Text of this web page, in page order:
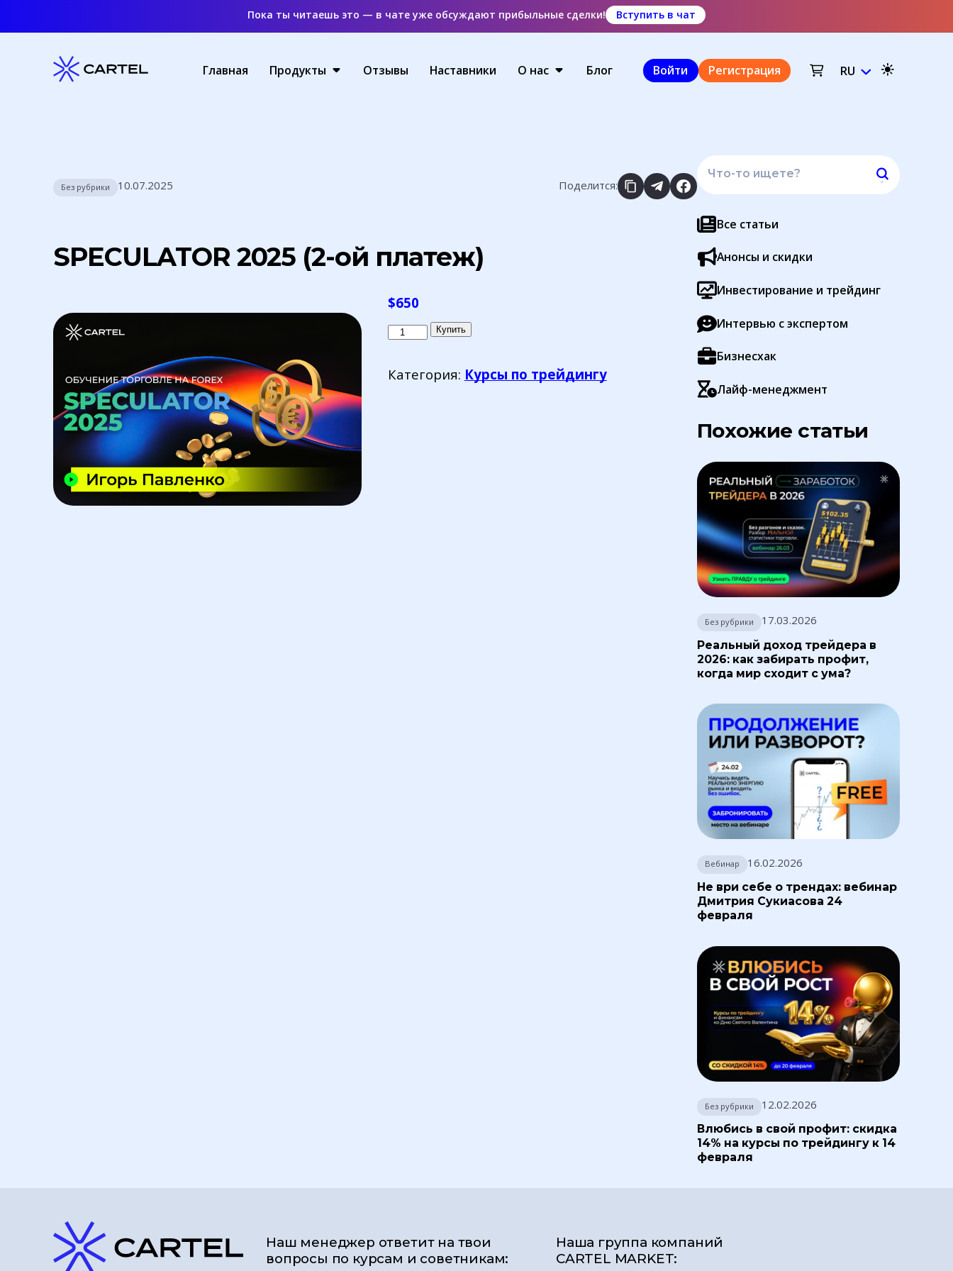
Пока ты читаешь это — в чате уже обсуждают прибыльные сделки! Вступить в чат
Главная Продукты Отзывы Наставники О нас Блог Войти Регистрация RU
Без рубрики 10.07.2025 Поделится:
SPECULATOR 2025 (2-ой платеж)
$650
Количество
2025
Купить
Категория: Курсы по трейдингу
Все статьи
Анонсы и скидки
Инвестирование и трейдинг
Интервью с экспертом
Бизнесхак
Лайф-менеджмент
Похожие статьи
Без рубрики 17.03.2026
Реальный доход трейдера в
2026: как забирать профит,
когда мир сходит с ума?
Вебинар 16.02.2026
Не ври себе о трендах: вебинар
Дмитрия Сукиасова 24
февраля
Без рубрики 12.02.2026
Влюбись в свой профит: скидка
14% на курсы по трейдингу к 14
февраля
Наш менеджер ответит на твои
вопросы по курсам и советникам:
Наша группа компаний
CARTEL MARKET: